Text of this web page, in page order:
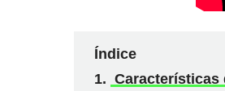
Índice
Características